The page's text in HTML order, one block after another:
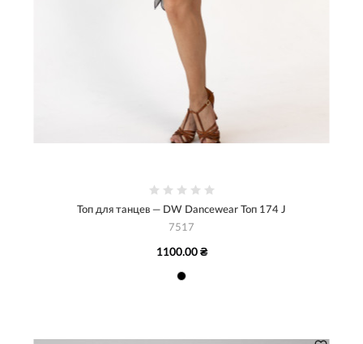
Топ для танцев — DW Dancewear Топ 174 J
7517
1100.00 ₴